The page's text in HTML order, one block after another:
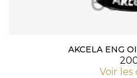
AKCELA ENG
Voir les